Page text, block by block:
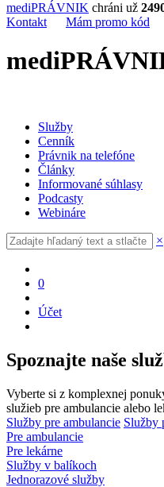
mediPRÁVNIK chráni už
Kontakt
Mám promo kód
Služby
Cenník
Právnik na telefóne
Články
Informované súhlasy
Podcasty
Webináre
×
0
Účet
Spoznajte naše
Vyberte si z komplexnej
služieb pre ambulancie alebo
Služby pre ambulancie Služby
Pre ambulancie
Pre lekárne
Služby v balíkoch
Jednorazové služby